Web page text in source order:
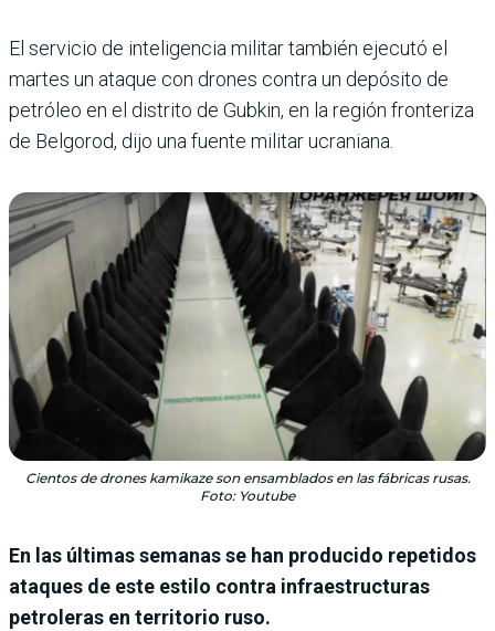
El servicio de inteligencia militar también ejecutó el
martes un ataque con drones contra un depósito de
petróleo en el distrito de Gubkin, en la región fronteriza
de Belgorod, dijo una fuente militar ucraniana.
Cientos de drones kamikaze son ensamblados en las fábricas rusas.
Foto: Youtube
En las últimas semanas se han producido repetidos
ataques de este estilo contra infraestructuras
petroleras en territorio ruso.